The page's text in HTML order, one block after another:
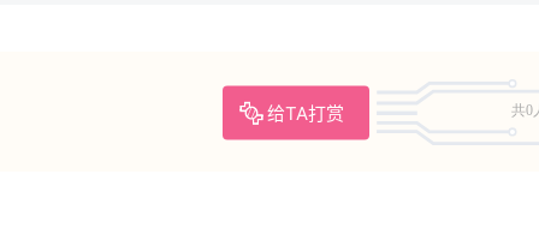
给TA打赏 共0